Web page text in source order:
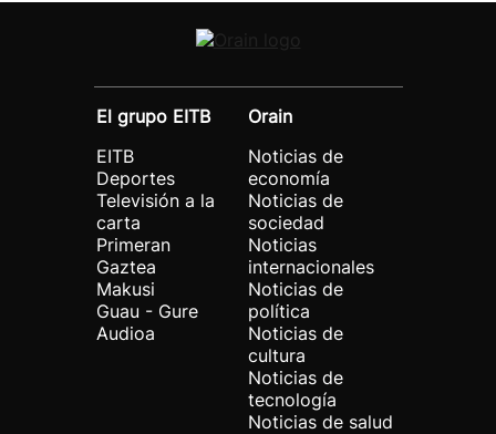
El grupo EITB
EITB
Deportes
Televisión a la
carta
Primeran
Gaztea
Makusi
Guau - Gure
Audioa
Orain
Noticias de
economía
Noticias de
sociedad
Noticias
internacionales
Noticias de
política
Noticias de
cultura
Noticias de
tecnología
Noticias de salud